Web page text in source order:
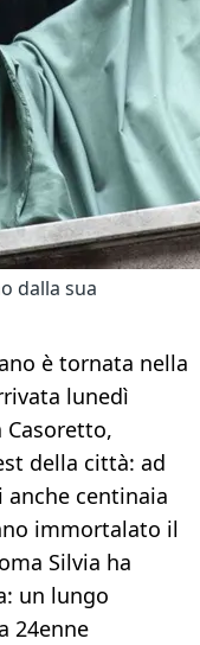
dalla sua
è tornata nella
lunedì
Casoretto,
della città: ad
centinaia
immortalato il
Silvia ha
un lungo
24enne